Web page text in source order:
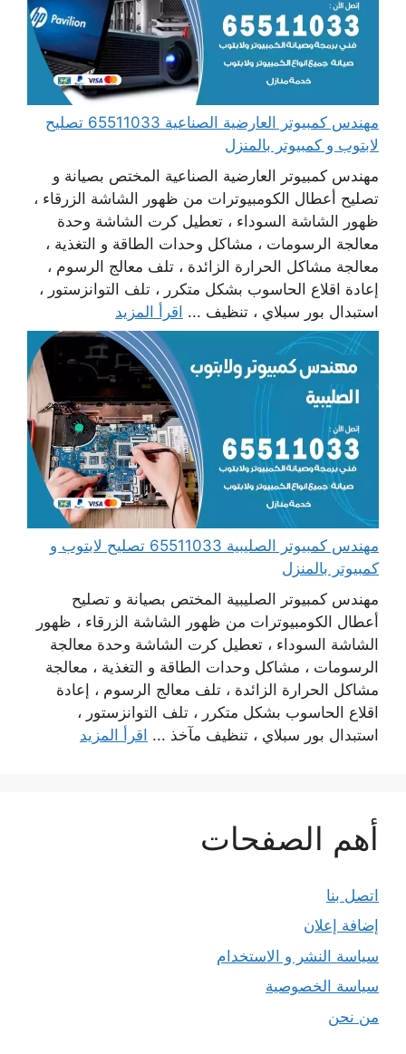
مهندس كمبيوتر العارضية الصناعية 65511033 تصليح
لابتوب و كمبيوتر بالمنزل
مهندس كمبيوتر العارضية الصناعية المختص بصيانة و
تصليح أعطال الكومبيوترات من ظهور الشاشة الزرقاء ،
ظهور الشاشة السوداء ، تعطيل كرت الشاشة وحدة
معالجة الرسومات ، مشاكل وحدات الطاقة و التغذية ،
معالجة مشاكل الحرارة الزائدة ، تلف معالج الرسوم ،
إعادة اقلاع الحاسوب بشكل متكرر ، تلف التوانزستور ،
استبدال بور سبلاي ، تنظيف ... اقرأ المزيد
مهندس كمبيوتر الصليبية 65511033 تصليح لابتوب و
كمبيوتر بالمنزل
مهندس كمبيوتر الصليبية المختص بصيانة و تصليح
أعطال الكومبيوترات من ظهور الشاشة الزرقاء ، ظهور
الشاشة السوداء ، تعطيل كرت الشاشة وحدة معالجة
الرسومات ، مشاكل وحدات الطاقة و التغذية ، معالجة
مشاكل الحرارة الزائدة ، تلف معالج الرسوم ، إعادة
اقلاع الحاسوب بشكل متكرر ، تلف التوانزستور ،
استبدال بور سبلاي ، تنظيف مآخذ ... اقرأ المزيد
أهم الصفحات
اتصل بنا
إضافة إعلان
سياسة النشر و الاستخدام
سياسة الخصوصية
من نحن